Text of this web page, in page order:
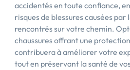
accidentés en toute confiance,
risques de blessures causées par
rencontrés sur votre chemin.
chaussures offrant une
contribuera à améliorer votre
tout en préservant la santé de